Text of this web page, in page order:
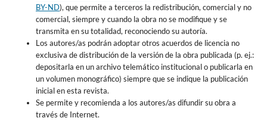
BY-ND), que permite a terceros la redistribución, comercial y no
comercial, siempre y cuando la obra no se modifique y se
transmita en su totalidad, reconociendo su autoría.
Los autores/as podrán adoptar otros acuerdos de licencia no
exclusiva de distribución de la versión de la obra publicada (p. ej.:
depositarla en un archivo telemático institucional o publicarla en
un volumen monográfico) siempre que se indique la publicación
inicial en esta revista.
Se permite y recomienda a los autores/as difundir su obra a
través de Internet.